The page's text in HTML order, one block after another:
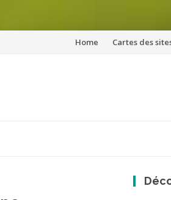
Aller
Home Cartes des